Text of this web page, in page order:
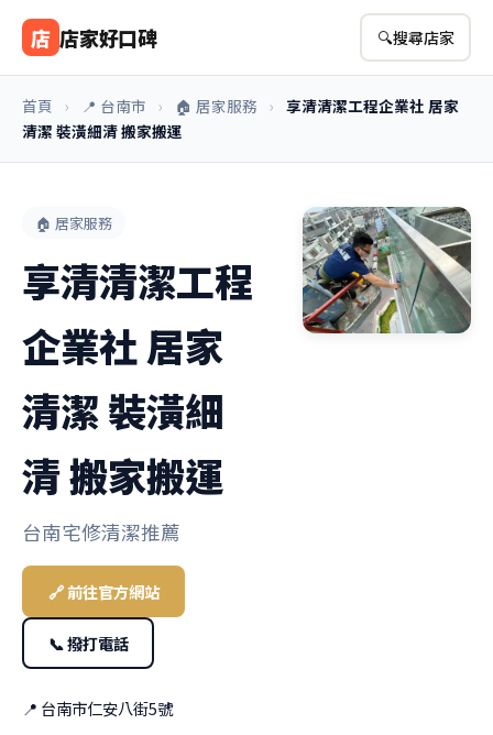
店 店家好口碑 🔍搜尋店家
首頁 › 📍 台南市 › 🏠 居家服務 › 享清清潔工程企業社 居家
清潔 裝潢細清 搬家搬運
🏠 居家服務
享清清潔工程
企業社 居家
清潔 裝潢細
清 搬家搬運
台南宅修清潔推薦
🔗 前往官方網站
📞 撥打電話
📍 台南市仁安八街5號